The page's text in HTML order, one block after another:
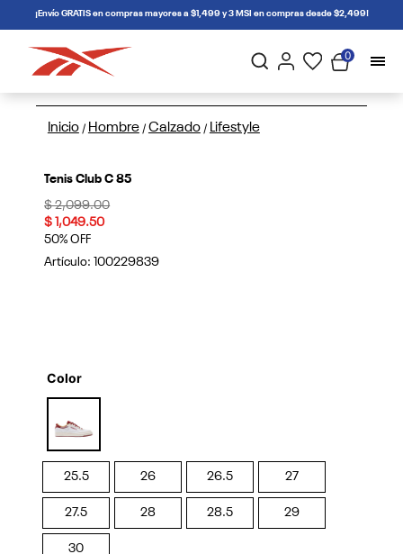
connectif¡Envío GRATIS en compras mayores a $1,499 y 3 MSI en compras desde $2,499!
0
Inicio / Hombre / Calzado / Lifestyle
Tenis Club C 85
Price reduced from
$ 2,099.00to
$ 1,049.50
50% OFF
Artículo: 100229839
Color
selected
25.5 26 26.5 27
27.5 28 28.5 29
30